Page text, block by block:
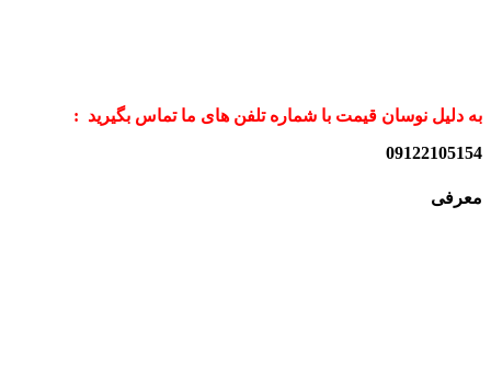
به دلیل نوسان قیمت با شماره تلفن های ما تماس بگیرید :
09122105154
معرفی